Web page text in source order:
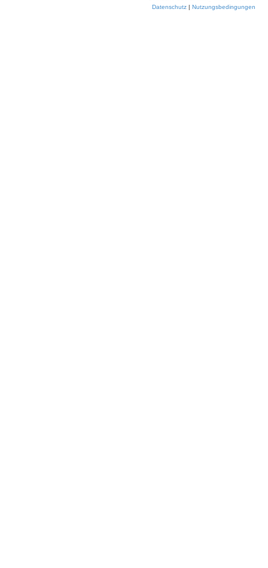
Datenschutz | Nutzungsbedingungen